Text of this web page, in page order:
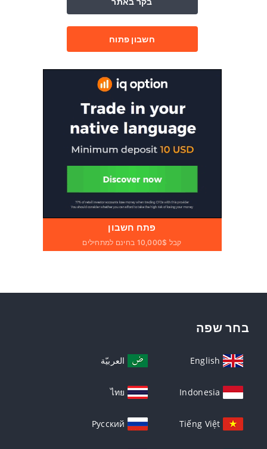
חשבון פתוח
פתח חשבון
קבל 10,000$ בחינם למתחילים
בחר שפה
English العربيّة
Indonesia
ไทย
Tiếng Việt
Русский